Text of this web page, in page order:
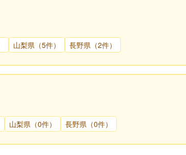
山梨県（5件） 長野県（2件）
山梨県（0件） 長野県（0件）